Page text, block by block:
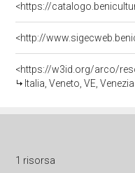
<https://
<http://
<https://w3id.org/arco/
Italia, Veneto, VE, Venezia
1 risorsa